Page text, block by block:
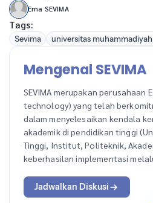
Erna SEVIMA
Tags:
Sevima universitas
Mengenal SEVIMA
SEVIMA merupakan perusahaan
technology) yang telah
dalam menyelesaikan kendala
akademik di pendidikan tinggi
Tinggi, Institut, Politeknik,
keberhasilan implementasi
Jadwalkan Diskusi